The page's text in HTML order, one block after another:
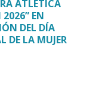
ATLÉTICA
2026” EN
DEL DÍA
DE LA MUJER